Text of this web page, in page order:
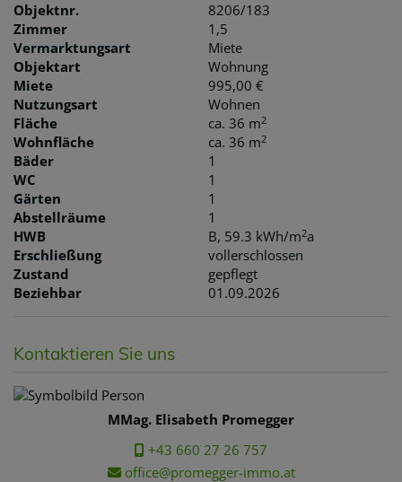
Objektnr.
8206/183
Zimmer
1,5
Vermarktungsart
Miete
Objektart
Wohnung
Miete
995,00 €
Nutzungsart
Wohnen
Fläche
ca. 36 m2
Wohnfläche ca. 36 m2
Bäder
1
WC
1
Gärten
1
Abstellräume
1
HWB
B, 59.3 kWh/m2a
Erschließung
vollerschlossen
Zustand
gepflegt
Beziehbar
01.09.2026
Kontaktieren Sie uns
MMag. Elisabeth Promegger
+43 660 27 26 757
office@promegger-immo.at